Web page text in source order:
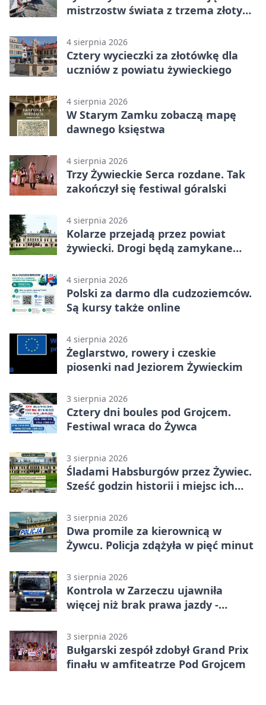
mistrzostw świata z trzema złotymi
4 sierpnia 2026
Cztery wycieczki za złotówkę dla
uczniów z powiatu żywieckiego
4 sierpnia 2026
W Starym Zamku zobaczą mapę
dawnego księstwa
4 sierpnia 2026
Trzy Żywieckie Serca rozdane. Tak
zakończył się festiwal góralski
4 sierpnia 2026
Kolarze przejadą przez powiat
żywiecki. Drogi będą zamykane
4 sierpnia 2026
Polski za darmo dla cudzoziemców.
Są kursy także online
4 sierpnia 2026
Żeglarstwo, rowery i czeskie
piosenki nad Jeziorem Żywieckim
3 sierpnia 2026
Cztery dni boules pod Grojcem.
Festiwal wraca do Żywca
3 sierpnia 2026
Śladami Habsburgów przez Żywiec.
Sześć godzin historii i miejsc ich
3 sierpnia 2026
Dwa promile za kierownicą w
Żywcu. Policja zdążyła w pięć minut
3 sierpnia 2026
Kontrola w Zarzeczu ujawniła
więcej niż brak prawa jazdy -
3 sierpnia 2026
Bułgarski zespół zdobył Grand Prix
finału w amfiteatrze Pod Grojcem